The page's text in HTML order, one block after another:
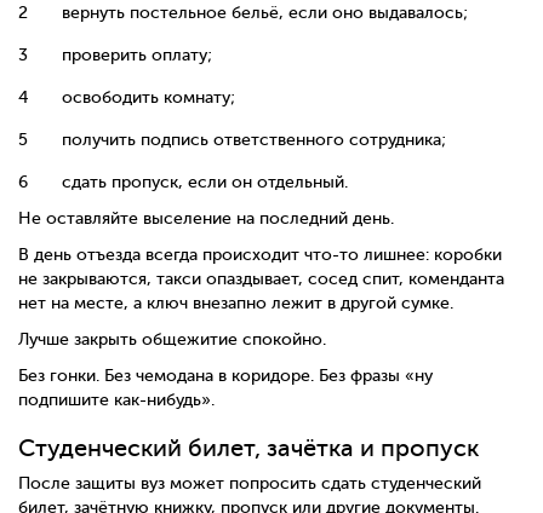
вернуть постельное бельё, если оно выдавалось;
проверить оплату;
освободить комнату;
получить подпись ответственного сотрудника;
сдать пропуск, если он отдельный.
Не оставляйте выселение на последний день.
В день отъезда всегда происходит что-то лишнее: коробки
не закрываются, такси опаздывает, сосед спит, коменданта
нет на месте, а ключ внезапно лежит в другой сумке.
Лучше закрыть общежитие спокойно.
Без гонки. Без чемодана в коридоре. Без фразы «ну
подпишите как-нибудь».
Студенческий билет, зачётка и пропуск
После защиты вуз может попросить сдать студенческий
билет, зачётную книжку, пропуск или другие документы.